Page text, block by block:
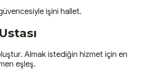
işini hallet.
Ustası
Almak istediğin hizmet için en
eşleş.